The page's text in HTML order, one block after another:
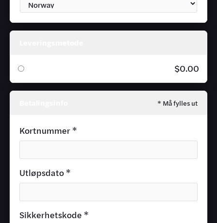
$0.00
* Må fylles ut
Kortnummer *
Utløpsdato *
Sikkerhetskode *